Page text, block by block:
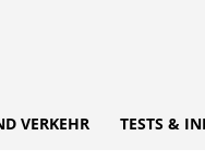
VERKEHR TESTS &